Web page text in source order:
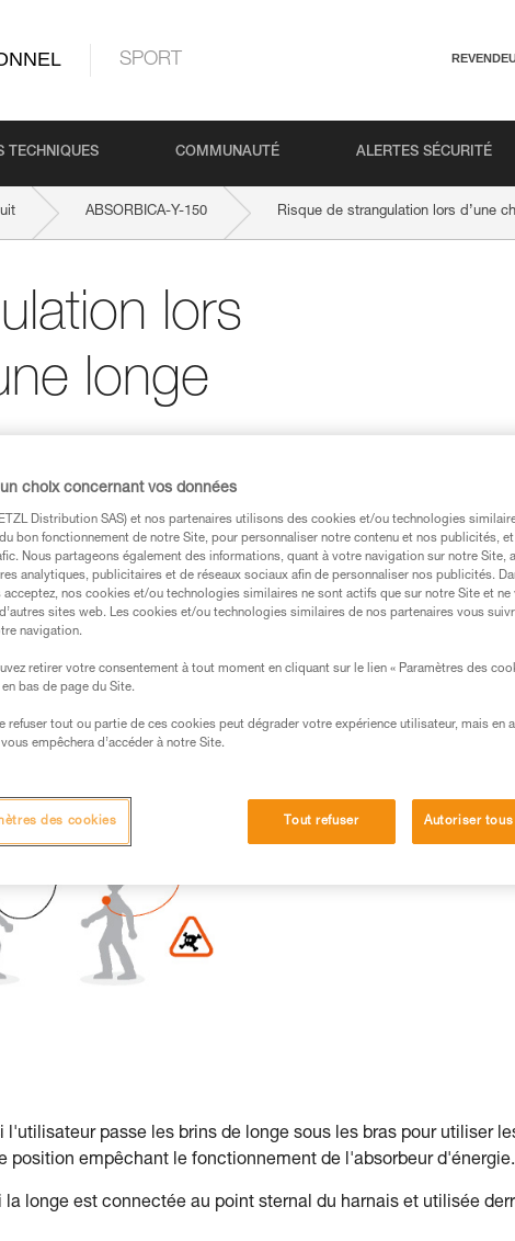
SPORT
TECHNIQUES COMMUNAUTÉ ALERTES SÉCURITÉ
ABSORBICA-Y-150 Risque de strangulation lors d’une
lors
longe
des produits utilisés dans ce conseil avant de le
de la notice technique pour pouvoir
formation et un entraînement spécifique. Validez avec
manipulation, seul, en toute sécurité, avant de la
liées à votre activité. Il peut en exister d’autres que
passe les brins de longe sous les bras pour utiliser
position empêchant le fonctionnement de l'absorbeur d'énergie.
longe est connectée au point sternal du harnais et utilisée
choix concernant vos données
Distribution SAS) et nos partenaires utilisons des cookies et/ou technologies
bon fonctionnement de notre Site, pour personnaliser notre contenu et nos publicités,
Nous partageons également des informations, quant à votre navigation sur notre Site,
analytiques, publicitaires et de réseaux sociaux afin de personnaliser nos publicités.
acceptez, nos cookies et/ou technologies similaires ne sont actifs que sur notre Site et ne
sites web. Les cookies et/ou technologies similaires de nos partenaires vous
navigation.
retirer votre consentement à tout moment en cliquant sur le lien « Paramètres des
bas de page du Site.
refuser tout ou partie de ces cookies peut dégrader votre expérience utilisateur, mais en
empêchera d’accéder à notre Site.
Tout refuser Autoriser
des cookies